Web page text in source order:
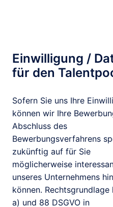
Einwilligung /
für den
Sofern Sie uns Ihre
können wir Ihre
Abschluss des
Bewerbungsverfahrens
zukünftig auf für Sie
möglicherweise
unseres Unternehmens
können.
a) und 88 DSGVO in